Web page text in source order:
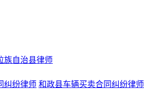
族自治县律师
纠纷律师 和政县车辆买卖合同纠纷律师